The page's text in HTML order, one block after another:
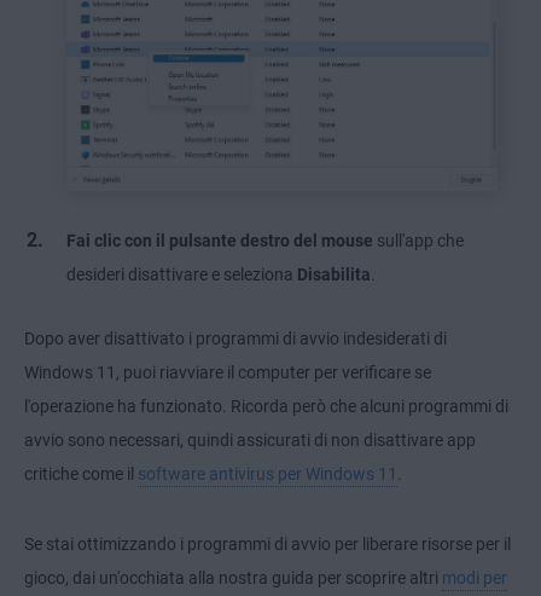
Fai clic con il pulsante destro del mouse sull'app che
desideri disattivare e seleziona Disabilita.
Dopo aver disattivato i programmi di avvio indesiderati di
Windows 11, puoi riavviare il computer per verificare se
l'operazione ha funzionato. Ricorda però che alcuni programmi di
avvio sono necessari, quindi assicurati di non disattivare app
critiche come il software antivirus per Windows 11 .
Se stai ottimizzando i programmi di avvio per liberare risorse per il
gioco, dai un'occhiata alla nostra guida per scoprire altri modi per